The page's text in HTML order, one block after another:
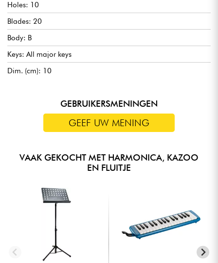
Holes: 10
Blades: 20
Body: B
Keys: All major keys
Dim. (cm): 10
GEBRUIKERSMENINGEN
GEEF UW MENING
VAAK GEKOCHT MET HARMONICA, KAZOO
EN FLUITJE